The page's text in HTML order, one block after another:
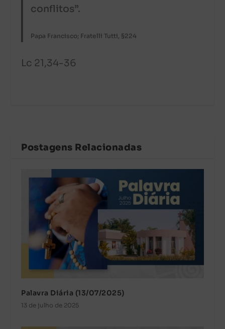
conflitos”.
Papa Francisco; Fratelli Tutti, §224
Lc 21,34-36
Postagens Relacionadas
Palavra Diária (13/07/2025)
13 de julho de 2025